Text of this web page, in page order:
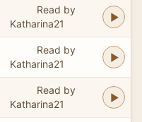
Read by
Katharina21
Read by
Katharina21
Read by
Katharina21